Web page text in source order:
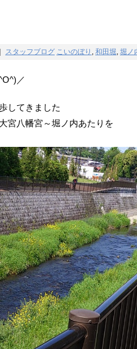
スタッフブログ こいのぼり , 和田堀, 堀ノ
／
してきました
宮八幡宮～堀ノ内あたりを